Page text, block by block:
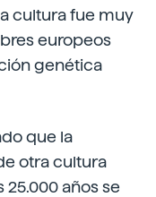
cultura fue muy
europeos
genética
que la
otra cultura
25.000 años se